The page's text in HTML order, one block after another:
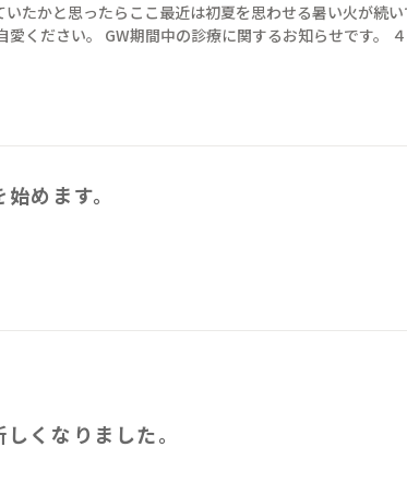
たかと思ったらここ最近は初夏を思わせる暑い火が続
愛ください。 GW期間中の診療に関するお知らせです。
めます。
くなりました。